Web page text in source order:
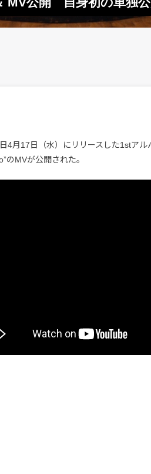
4月17日（水）にリリースした1stアル
のMVが公開された。